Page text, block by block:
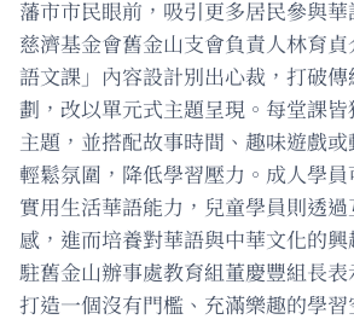
藩市市民眼前，吸引更多居民參與華
慈濟基金會舊金山支會負責人林育
語文課」內容設計別出心裁，打破
劃，改以單元式主題呈現。每堂課
主題，並搭配故事時間、趣味遊戲
輕鬆氛圍，降低學習壓力。成人學
實用生活華語能力，兒童學員則透
感，進而培養對華語與中華文化的興
駐舊金山辦事處教育組董慶豐組長
打造一個沒有門檻、充滿樂趣的學